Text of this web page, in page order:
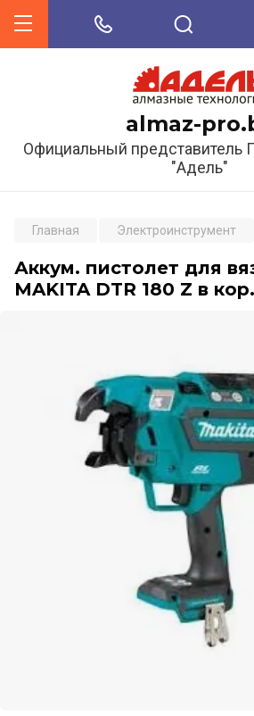
almaz-
Официальный представитель
"Адель"
Главная Электроинструмент
Аккум. пистолет для
MAKITA DTR 180 Z в кор.